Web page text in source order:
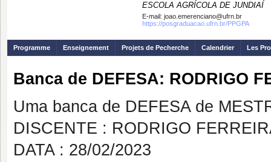
ESCOLA AGRÍCOLA DE JUNDIAÍ
E-mail: joao.emerenciano@ufrn.br
https://posgraduacao.ufrn.br/PPGPA
Programme Enseignement Projets de Pecherche Calendrier Les
Banca de DEFESA: RODRIGO
Uma banca de DEFESA de
DISCENTE : RODRIGO
DATA : 28/02/2023